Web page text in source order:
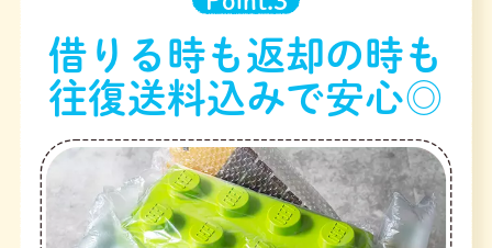
借りる時も返却の時も
往復送料込みで安心◎